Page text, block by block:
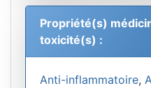
Propriété(s)
toxicité(s) :
Anti-inflammatoire,